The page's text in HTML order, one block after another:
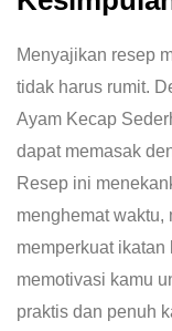
Menyajikan resep
tidak harus rumit.
Ayam Kecap
dapat memasak
Resep ini
menghemat waktu,
memperkuat
memotivasi kamu
praktis dan penuh